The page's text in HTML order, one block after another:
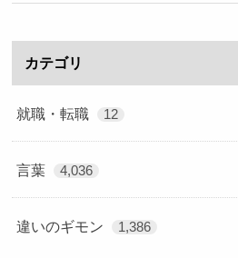
カテゴリ
就職・転職 12
言葉 4,036
違いのギモン 1,386